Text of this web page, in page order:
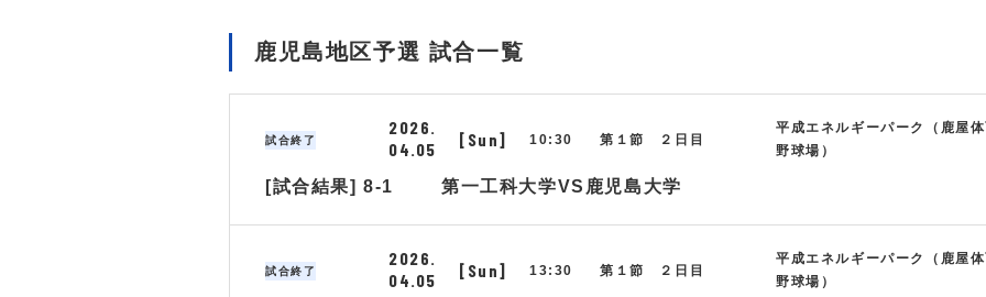
鹿児島地区予選 試合一覧
試合終了
2026.
04.05
[Sun] 10:30 第１節 ２日目
平成エネルギーパーク（鹿屋
野球場）
[試合結果] 8-1 第一工科大学VS鹿児島大学
試合終了
2026.
04.05
[Sun] 13:30 第１節 ２日目
平成エネルギーパーク（鹿屋
野球場）